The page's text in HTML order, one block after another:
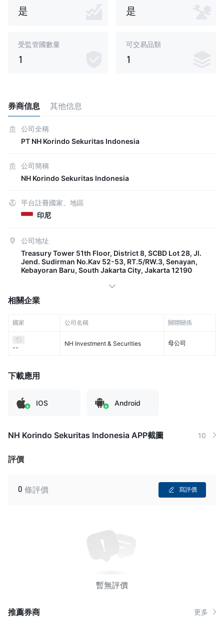
是 是
受監管國數量
1
可交易品類
1
券商信息 其他信息
公司全稱
PT NH Korindo Sekuritas Indonesia
公司簡稱
NH Korindo Sekuritas Indonesia
平台註冊國家、地區
印尼
公司地址
Treasury Tower 51th Floor, District 8, SCBD Lot 28, Jl.
Jend. Sudirman No.Kav 52-53, RT.5/RW.3, Senayan,
Kebayoran Baru, South Jakarta City, Jakarta 12190
相關企業
國家 公司名稱 關聯關係
--
NH Investment & Securities 母公司
下載應用
IOS Android
NH Korindo Sekuritas Indonesia APP截圖 10
評價
0 條評價 寫評價
暫無評價
推薦券商 更多